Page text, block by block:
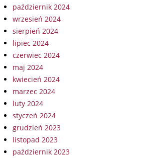
październik 2024
wrzesień 2024
sierpień 2024
lipiec 2024
czerwiec 2024
maj 2024
kwiecień 2024
marzec 2024
luty 2024
styczeń 2024
grudzień 2023
listopad 2023
październik 2023